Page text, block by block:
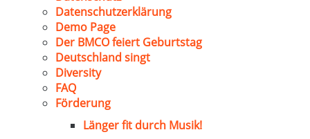
Datenschutzerklärung
Demo Page
Der BMCO feiert Geburtstag
Deutschland singt
Diversity
FAQ
Förderung
Länger fit durch Musik!